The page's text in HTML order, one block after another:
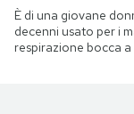
È di una giovane
decenni usato per i
respirazione bocca